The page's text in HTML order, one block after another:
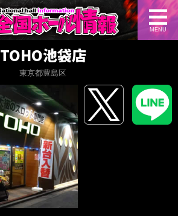
MENU
TOHO池袋店
東京都豊島区